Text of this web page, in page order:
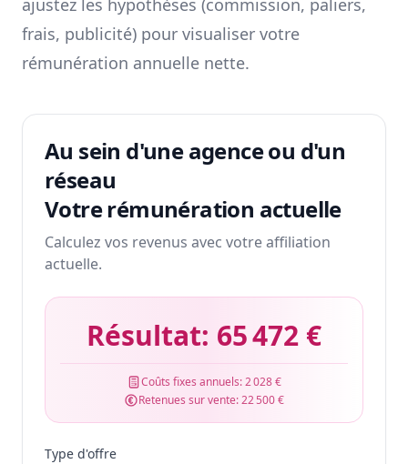
ajustez les hypothèses (commission, paliers,
frais, publicité) pour visualiser votre
rémunération annuelle nette.
Au sein d'une agence ou d'un
réseau
Votre rémunération actuelle
Calculez vos revenus avec votre affiliation
actuelle.
Résultat: 65 472 €
Coûts fixes annuels:2 028 €
Retenues sur vente:22 500 €
Type d'offre